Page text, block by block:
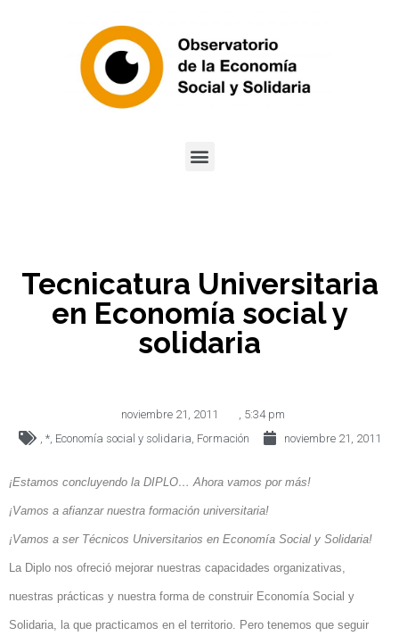
Tecnicatura Universitaria
en Economía social y
solidaria
noviembre 21, 2011
5:34 pm
*, Economía social y solidaria Formación noviembre 21, 2011
¡Estamos concluyendo la DIPLO… Ahora vamos por más!
¡Vamos a afianzar nuestra formación universitaria!
¡Vamos a ser Técnicos Universitarios en Economía Social y Solidaria!
La Diplo nos ofreció mejorar nuestras capacidades organizativas,
nuestras prácticas y nuestra forma de construir Economía Social y
Solidaria, la que practicamos en el territorio. Pero tenemos que seguir